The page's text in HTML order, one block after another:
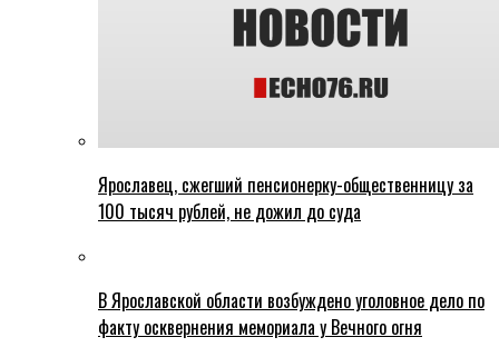
Ярославец, сжегший пенсионерку-общественницу за
100 тысяч рублей, не дожил до суда
В Ярославской области возбуждено уголовное дело по
факту осквернения мемориала у Вечного огня